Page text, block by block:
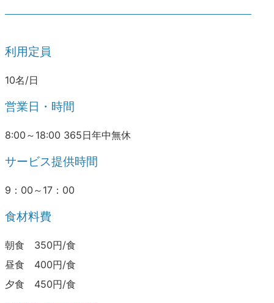
利用定員
10名/日
営業日・時間
8:00～18:00 365日年中無休
サービス提供時間
9：00～17：00
食材料費
朝食 350円/食
昼食 400円/食
夕食 450円/食